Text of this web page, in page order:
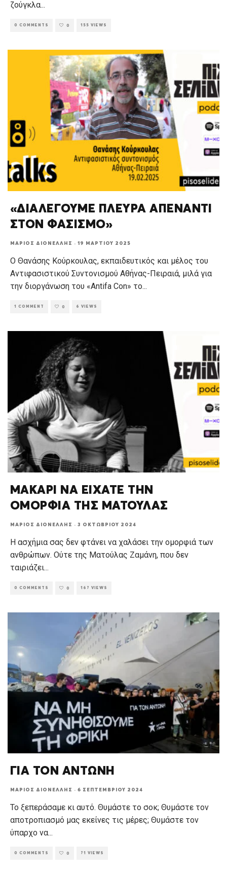
ζούγκλα...
0 COMMENTS 0 155 VIEWS
«ΔΙΑΛΕΓΟΥΜΕ ΠΛΕΥΡΑ ΑΠΕΝΑΝΤΙ
ΣΤΟΝ ΦΑΣΙΣΜΟ»
ΜΆΡΙΟΣ ΔΙΟΝΈΛΛΗΣ · 19 ΜΑΡΤΊΟΥ 2025
Ο Θανάσης Κούρκουλας, εκπαιδευτικός και μέλος του
Αντιφασιστικού Συντονισμού Αθήνας-Πειραιά, μιλά για
την διοργάνωση του «Antifa Con» το...
1 COMMENT 0 6 VIEWS
ΜΑΚΑΡΙ ΝΑ ΕΙΧΑΤΕ ΤΗΝ
ΟΜΟΡΦΙΑ ΤΗΣ ΜΑΤΟΥΛΑΣ
ΜΆΡΙΟΣ ΔΙΟΝΈΛΛΗΣ · 3 ΟΚΤΩΒΡΊΟΥ 2024
Η ασχήμια σας δεν φτάνει να χαλάσει την ομορφιά των
ανθρώπων. Ούτε της Ματούλας Ζαμάνη, που δεν
ταιριάζει...
0 COMMENTS 0 167 VIEWS
ΓΙΑ ΤΟΝ ΑΝΤΩΝΗ
ΜΆΡΙΟΣ ΔΙΟΝΈΛΛΗΣ · 6 ΣΕΠΤΕΜΒΡΊΟΥ 2024
Το ξεπεράσαμε κι αυτό. Θυμάστε το σοκ; Θυμάστε τον
αποτροπιασμό μας εκείνες τις μέρες; Θυμάστε τον
ύπαρχο να...
0 COMMENTS 0 71 VIEWS